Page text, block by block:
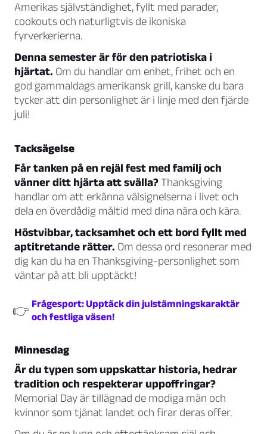
Amerikas självständighet, fyllt med parader,
cookouts och naturligtvis de ikoniska
fyrverkerierna.
Denna semester är för den patriotiska i
hjärtat. Om du handlar om enhet, frihet och en
god gammaldags amerikansk grill, kanske du bara
tycker att din personlighet är i linje med den fjärde
juli!
Tacksägelse
Får tanken på en rejäl fest med familj och
vänner ditt hjärta att svälla?Thanksgiving
handlar om att erkänna välsignelserna i livet och
dela en överdådig måltid med dina nära och kära.
Höstvibbar, tacksamhet och ett bord fyllt med
aptitretande rätter. Om dessa ord resonerar med
dig kan du ha en Thanksgiving-personlighet som
väntar på att bli upptäckt!
👉 Frågesport: Upptäck din julstämningskaraktär
och festliga väsen!
Minnesdag
Är du typen som uppskattar historia, hedrar
tradition och respekterar uppoffringar?
Memorial Day är tillägnad de modiga män och
kvinnor som tjänat landet och firar deras offer.